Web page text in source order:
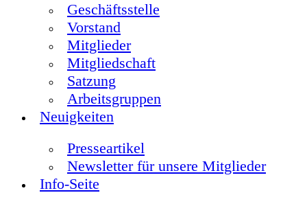
Geschäftsstelle
Vorstand
Mitglieder
Mitgliedschaft
Satzung
Arbeitsgruppen
Neuigkeiten
Presseartikel
Newsletter für unsere Mitglieder
Info-Seite